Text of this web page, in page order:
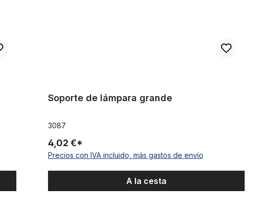
Soporte de lámpara grande
3087
4,02 €*
Precios con IVA incluido, más gastos de envío
A la cesta